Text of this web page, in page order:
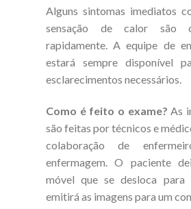
Alguns sintomas imediatos
sensação de calor são
rapidamente. A equipe de
estará sempre disponível
esclarecimentos necessários.
Como é feito o exame? As
são feitas por técnicos e
colaboração de
enfermagem. O paciente
móvel que se desloca
emitirá as imagens para um